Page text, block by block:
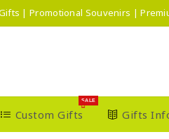
| Promotional Souvenirs |
Custom Gifts
SALE
Gifts